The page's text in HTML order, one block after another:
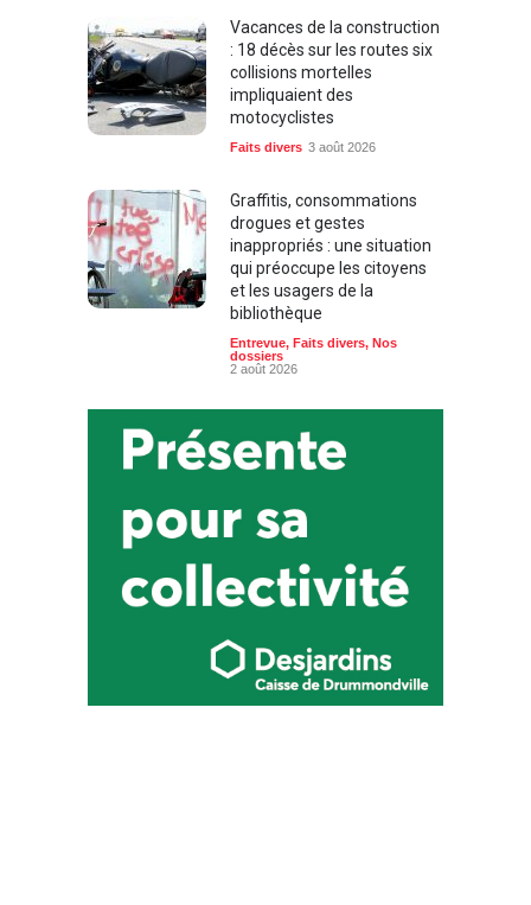
Vacances de la construction
: 18 décès sur les routes six
collisions mortelles
impliquaient des
motocyclistes
Faits divers 3 août 2026
Graffitis, consommations
drogues et gestes
inappropriés : une situation
qui préoccupe les citoyens
et les usagers de la
bibliothèque
Entrevue Faits divers Nos
dossiers
2 août 2026